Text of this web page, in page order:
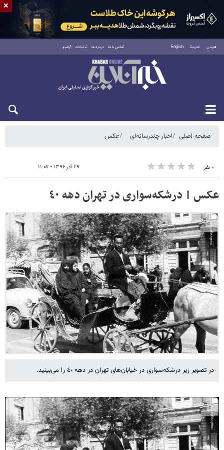
فارسی العربية English تماس با ما درباره ما تبلیغات آرشیو
جمعه ۱۶ مرداد ۱۴۰۵
صفحه اصلی اخبار چندرسانه‌ای عکس
۰ نفر ۲۹ آذر ۱۳۹۶ - ۱۱:۰۷
عکس | درشکه‌سواری در تهران دهه ٤٠
در تصویر زیر درشکه‌سواری در خیابان‌های تهران در دهه ٤٠ را می‌بینید.
×